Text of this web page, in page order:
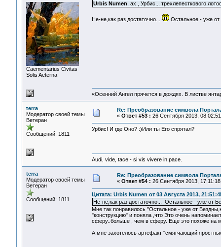
Сaementarius Civitas
Solis Aeterna
Urbis Numen , ах , Урбис... трехлепесткового
Не-не,как раз достаточно... Остальное - уже от
«Осенний Ангел прячется в дождях. В листве
terra
Модератор своей темы
Ветеран
Сообщений: 1811
Re: Преобразование символа
« Ответ #53 : 26 Сентября 2013,
Урбис! И где Оно? :)Или ты Его спрятал?
Audi, vide, tace - si vis vivere in pace.
terra
Модератор своей темы
Ветеран
Сообщений: 1811
Re: Преобразование символа
« Ответ #54 : 26 Сентября 2013,
Цитата: Urbis Numen от 03 Августа 2013,
Не-не,как раз достаточно... Остальное - уже от
Мне так понравилось "Остальное - уже от
"конструкцию" и поняла ,что Это очень
сферу..больше , чем в сферу. Еще это похоже на
А мне захотелось артефакт "смягчающий